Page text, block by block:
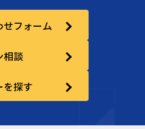
せフォーム
相談
を探す